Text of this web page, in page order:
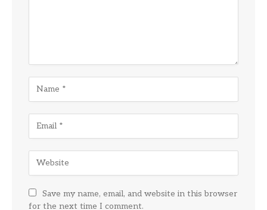
Save my name, email, and website in this browser
for the next time I comment.